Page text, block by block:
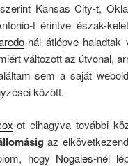
Kansas City-t,
t érintve észak-
-nál átlépve haladtak
változott az útvonal,
sem a saját
között.
-ot elhagyva további
az
hogy Nogales-nél